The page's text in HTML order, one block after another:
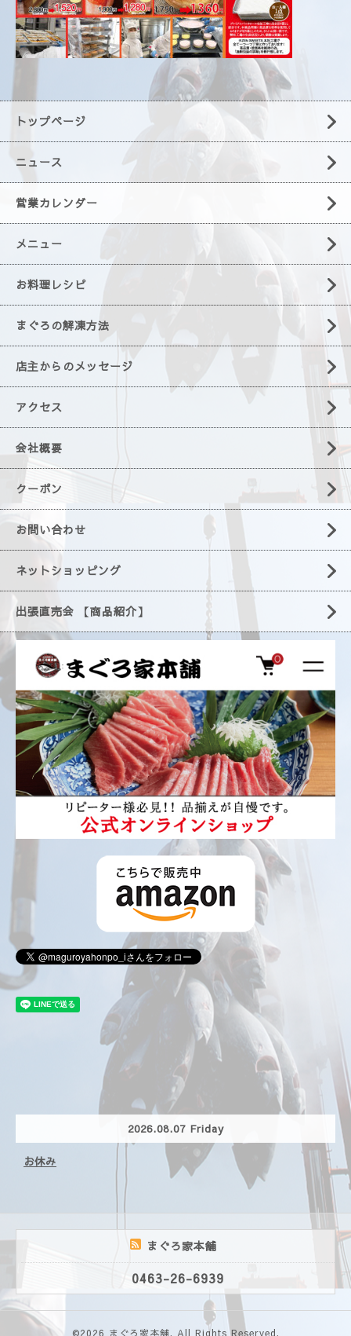
トップページ
ニュース
営業カレンダー
メニュー
お料理レシピ
まぐろの解凍方法
店主からのメッセージ
アクセス
会社概要
クーポン
お問い合わせ
ネットショッピング
出張直売会 【商品紹介】
2026.08.07 Friday
お休み
まぐろ家本舗
0463-26-6939
©2026 まぐろ家本舗. All Rights Reserved.